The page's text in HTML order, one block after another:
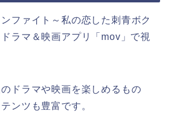
ファイト～私の恋した刺青ボク
ラマ＆映画アプリ「mov」で視
ドラマや映画を楽しめるもの
ンツも豊富です。